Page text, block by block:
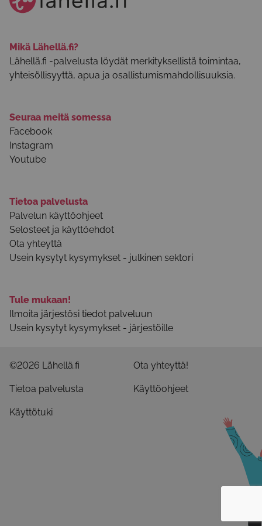
Mikä Lähellä.fi?
Lähellä.fi -palvelusta löydät merkityksellistä toimintaa,
yhteisöllisyyttä, apua ja osallistumismahdollisuuksia.
Seuraa meitä somessa
Facebook
Instagram
Youtube
Tietoa palvelusta
Palvelun käyttöohjeet
Selosteet ja käyttöehdot
Ota yhteyttä
Usein kysytyt kysymykset - julkinen sektori
Tule mukaan!
Ilmoita järjestösi tiedot palveluun
Usein kysytyt kysymykset - järjestöille
©2026 Lähellä.fi Ota yhteyttä!
Tietoa palvelusta Käyttöohjeet
Käyttötuki